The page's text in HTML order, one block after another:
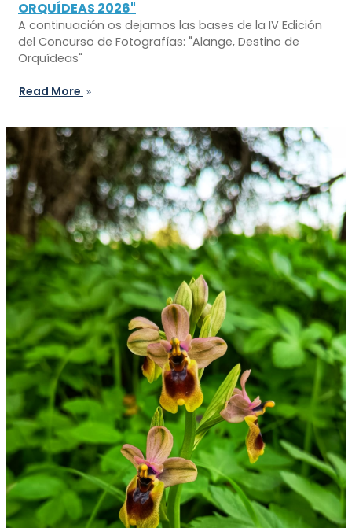
ORQUÍDEAS 2026"
A continuación os dejamos las bases de la IV Edición
del Concurso de Fotografías: "Alange, Destino de
Orquídeas"
Read More